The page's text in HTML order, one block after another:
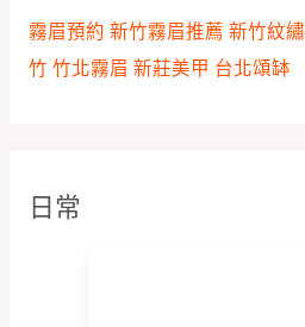
霧眉預約 新竹霧眉推薦 新竹紋繡
竹 竹北霧眉 新莊美甲 台北頌缽
日常